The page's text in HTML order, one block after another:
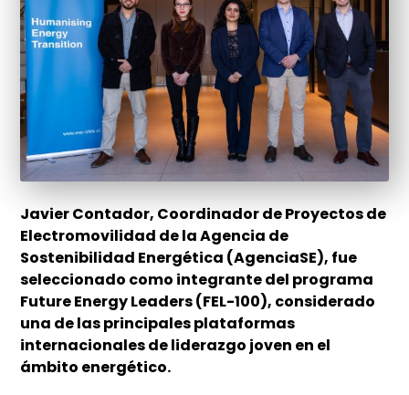
Javier Contador, Coordinador de Proyectos de
Electromovilidad de la Agencia de
Sostenibilidad Energética (AgenciaSE), fue
seleccionado como integrante del programa
Future Energy Leaders (FEL-100), considerado
una de las principales plataformas
internacionales de liderazgo joven en el
ámbito energético.